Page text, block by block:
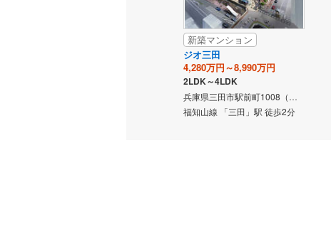
新築マンション
ジオ三田
4,280万円～8,990万円
2LDK～4LDK
兵庫県三田市駅前町1008（地番）
福知山線 「三田」駅 徒歩2分